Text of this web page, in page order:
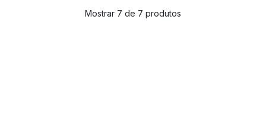
Mostrar 7 de 7 produtos